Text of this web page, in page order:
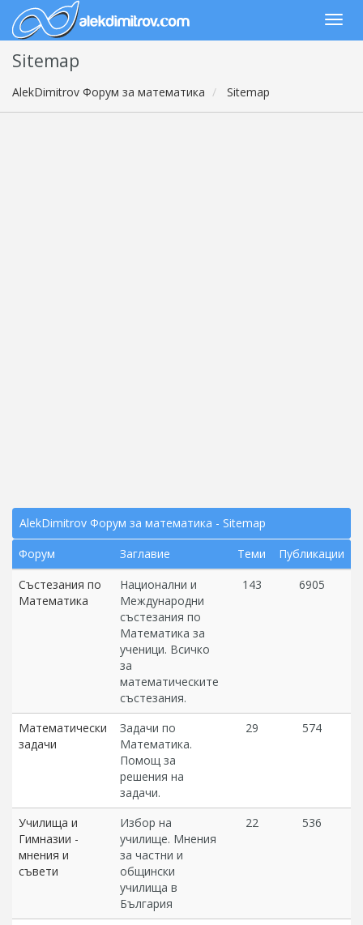
Sitemap
AlekDimitrov Форум за математика Sitemap
AlekDimitrov Форум за математика - Sitemap
Форум
Заглавие Теми
Публикации
Състезания по
Математика
Национални и
Международни
състезания по
Математика за
ученици. Всичко
за
математическите
състезания.
143 6905
Математически
задачи
Задачи по
Математика.
Помощ за
решения на
задачи.
29 574
Училища и
Гимназии -
мнения и
съвети
Избор на
училище. Мнения
за частни и
общински
училища в
България
22 536